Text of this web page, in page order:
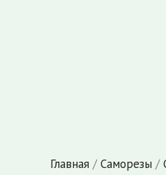
Главная /Саморезы /